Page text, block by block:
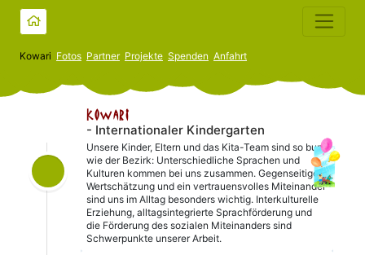
Kowari Fotos Partner Projekte Spenden Anfahrt
Kowari
- Internationaler Kindergarten
Unsere Kinder, Eltern und das Kita-Team sind so bunt
wie der Bezirk: Unterschiedliche Sprachen und
Kulturen kommen bei uns zusammen. Gegenseitige
Wertschätzung und ein vertrauensvolles Miteinander
sind uns im Alltag besonders wichtig. Interkulturelle
Erziehung, alltagsintegrierte Sprachförderung und
die Förderung des sozialen Miteinanders sind
Schwerpunkte unserer Arbeit.